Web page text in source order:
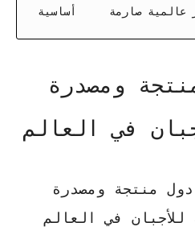
عالمية صارمة أساسية
منتجة ومصدرة
في العالم
كبر 10 دول منتجة ومصدرة
في العالم